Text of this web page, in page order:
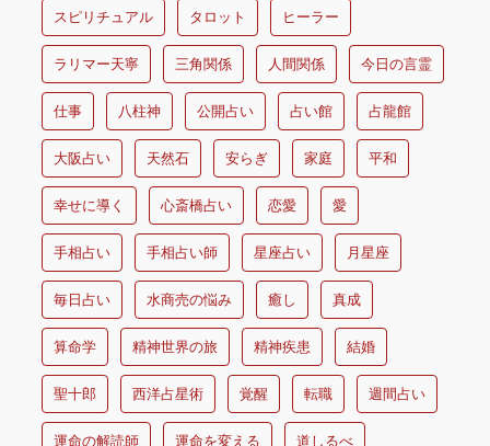
スピリチュアル タロット ヒーラー
ラリマー天寧 三角関係 人間関係 今日の言霊
仕事 八柱神 公開占い 占い館 占龍館
大阪占い 天然石 安らぎ 家庭 平和
幸せに導く 心斎橋占い 恋愛 愛
手相占い 手相占い師 星座占い 月星座
毎日占い 水商売の悩み 癒し 真成
算命学 精神世界の旅 精神疾患 結婚
聖十郎 西洋占星術 覚醒 転職 週間占い
運命の解読師 運命を変える 道しるべ